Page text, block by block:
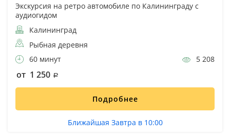
Экскурсия на ретро автомобиле по Калининграду с
аудиогидом
Калининград
Рыбная деревня
60 минут
5 208
от 1 250
Подробнее
Ближайшая Завтра в 10:00